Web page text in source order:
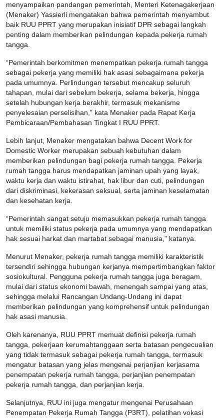
menyampaikan pandangan pemerintah, Menteri Ketenagakerjaan
(Menaker) Yassierli mengatakan bahwa pemerintah menyambut
baik RUU PPRT yang merupakan inisiatif DPR sebagai langkah
penting dalam memberikan pelindungan kepada pekerja rumah
tangga.
“Pemerintah berkomitmen menempatkan pekerja rumah tangga
sebagai pekerja yang memiliki hak asasi sebagaimana pekerja
pada umumnya. Perlindungan tersebut mencakup seluruh
tahapan, mulai dari sebelum bekerja, selama bekerja, hingga
setelah hubungan kerja berakhir, termasuk mekanisme
penyelesaian perselisihan,” kata Menaker pada Rapat Kerja
Pembicaraan/Pembahasan Tingkat I RUU PPRT.
Lebih lanjut, Menaker mengatakan bahwa Decent Work for
Domestic Worker merupakan sebuah kebutuhan dalam
memberikan pelindungan bagi pekerja rumah tangga. Pekerja
rumah tangga harus mendapatkan jaminan upah yang layak,
waktu kerja dan waktu istirahat, hak libur dan cuti, pelindungan
dari diskriminasi, kekerasan seksual, serta jaminan keselamatan
dan kesehatan kerja.
“Pemerintah sangat setuju memasukkan pekerja rumah tangga
untuk memiliki status pekerja pada umumnya yang mendapatkan
hak sesuai harkat dan martabat sebagai manusia,” katanya.
Menurut Menaker, pekerja rumah tangga memiliki karakteristik
tersendiri sehingga hubungan kerjanya mempertimbangkan faktor
sosiokultural. Pengguna pekerja rumah tangga juga beragam,
mulai dari status ekonomi bawah, menengah sampai yang atas,
sehingga melalui Rancangan Undang-Undang ini dapat
memberikan pelindungan yang komprehensif untuk pelindungan
hak asasi manusia.
Oleh karenanya, RUU PPRT memuat definisi pekerja rumah
tangga, pekerjaan kerumahtanggaan serta batasan pengecualian
yang tidak termasuk sebagai pekerja rumah tangga, termasuk
mengatur batasan yang jelas mengenai perjanjian kerjasama
penempatan pekerja rumah tangga, perjanjian penempatan
pekerja rumah tangga, dan perjanjian kerja.
Selanjutnya, RUU ini juga mengatur mengenai Perusahaan
Penempatan Pekerja Rumah Tangga (P3RT), pelatihan vokasi